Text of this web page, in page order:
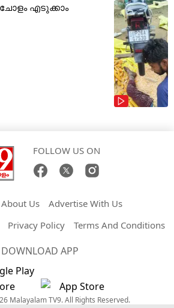
എടുക്കാം
FOLLOW US ON
About Us
Advertise With Us
Privacy Policy Terms And Conditions
DOWNLOAD APP
Malayalam TV9. All Rights Reserved.